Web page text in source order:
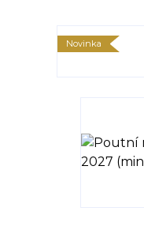
Novinka